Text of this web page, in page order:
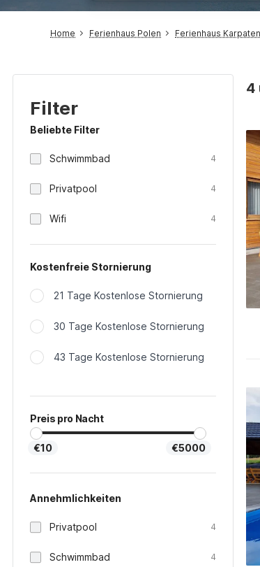
Home Ferienhaus Polen Ferienhaus
Filter
Beliebte Filter
Schwimmbad 4
Privatpool 4
Wifi 4
Kostenfreie Stornierung
21 Tage Kostenlose Stornierung
30 Tage Kostenlose Stornierung
43 Tage Kostenlose Stornierung
Preis pro Nacht
€10 €5000
Annehmlichkeiten
Privatpool 4
Schwimmbad 4
4